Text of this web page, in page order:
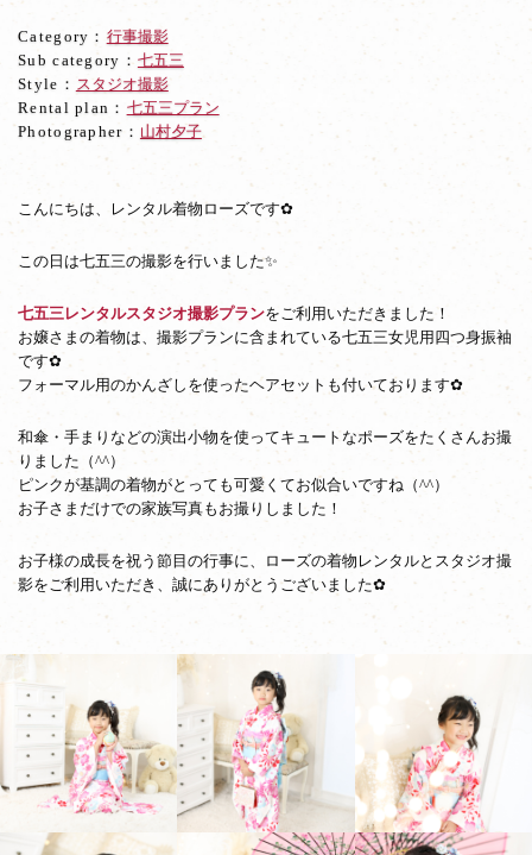
タ
撮
Category： 行事撮影
Sub category： 七五三
Style： スタジオ撮影
Rental plan： 七五三プラン
Photographer： 山村夕子
こんにちは、レンタル着物ローズです✿
この日は七五三の撮影を行いました✨
七五三レンタルスタジオ撮影プランをご利用いただきました！
お嬢さまの着物は、撮影プランに含まれている七五三女児用四つ身振袖
です✿
フォーマル用のかんざしを使ったヘアセットも付いております✿
和傘・手まりなどの演出小物を使ってキュートなポーズをたくさんお撮
りました（^^）
ピンクが基調の着物がとっても可愛くてお似合いですね（^^）
お子さまだけでの家族写真もお撮りしました！
お子様の成長を祝う節目の行事に、ローズの着物レンタルとスタジオ撮
影をご利用いただき、誠にありがとうございました✿